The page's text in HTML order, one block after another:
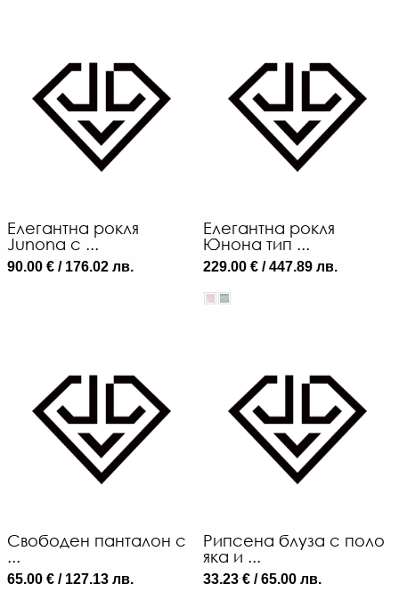
Елегантна рокля
Junona с ...
90.00 € / 176.02 лв.
Елегантна рокля
Юнона тип ...
229.00 € / 447.89 лв.
Свободен панталон с
...
65.00 € / 127.13 лв.
Рипсена блуза с поло
яка и ...
33.23 € / 65.00 лв.